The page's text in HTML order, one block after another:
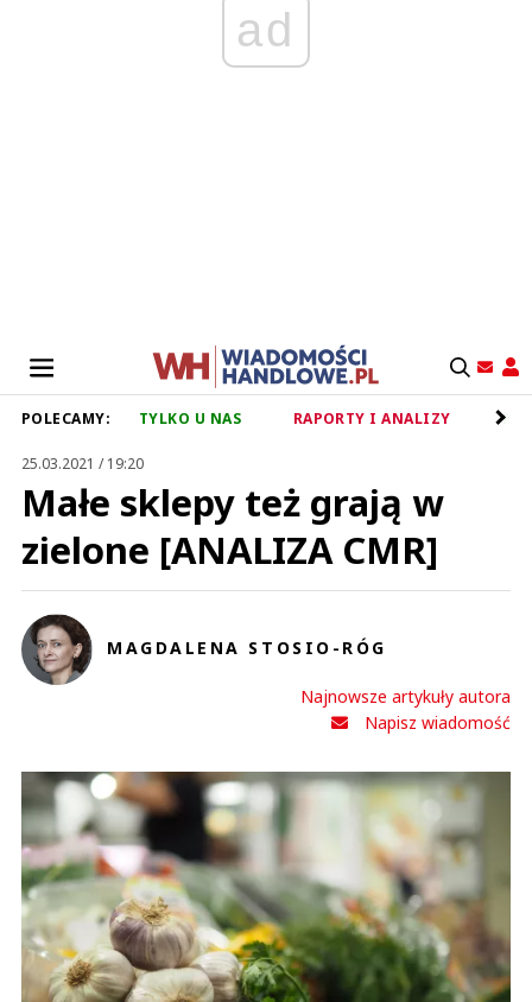
ad
POLECAMY: TYLKO U NAS RAPORTY I ANALIZY
25.03.2021 / 19:20
Małe sklepy też grają w
zielone [ANALIZA CMR]
MAGDALENA STOSIO-RÓG
Najnowsze artykuły autora
Napisz wiadomość